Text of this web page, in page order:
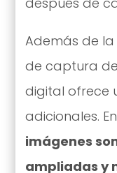
Además de
de captura
digital ofrece
adicionales.
imágenes
ampliadas y